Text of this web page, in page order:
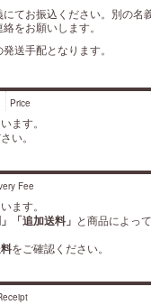
にてお振込ください。別の名
をお願いします。
送手配となります。
Price
ます。
い。
Fee
ます。
「追加送料」 と商品によっ
をご確認ください。